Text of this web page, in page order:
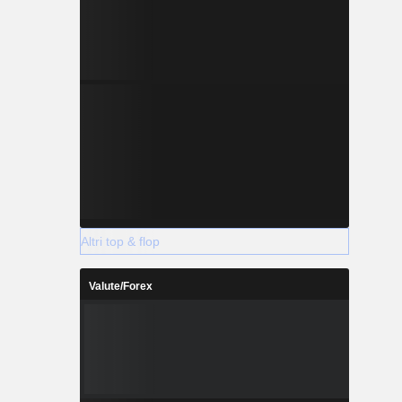
Altri top & flop
Valute/Forex